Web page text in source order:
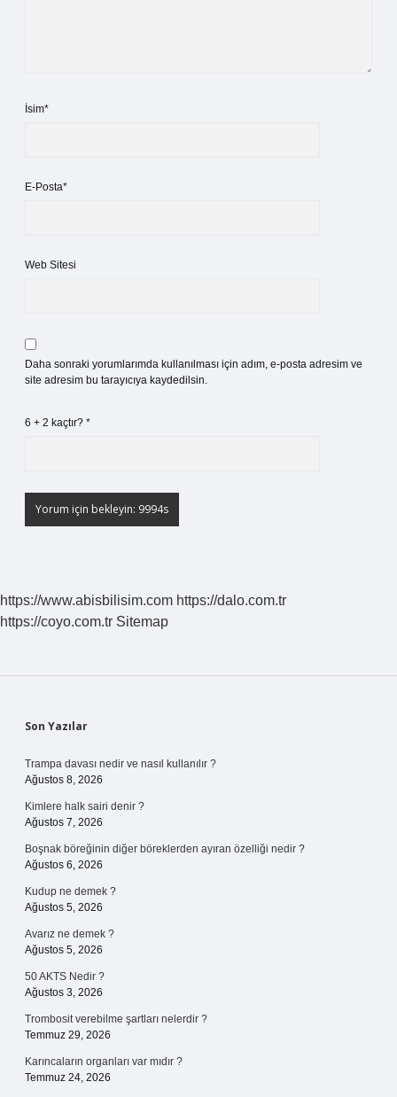
İsim*
E-Posta*
Web Sitesi
Daha sonraki yorumlarımda kullanılması için adım, e-posta adresim ve
site adresim bu tarayıcıya kaydedilsin.
6 + 2 kaçtır? *
https://www.abisbilisim.com https://dalo.com.tr
https://coyo.com.tr Sitemap
Sidebar
Son Yazılar
Trampa davası nedir ve nasıl kullanılır ?
Ağustos 8, 2026
Kimlere halk sairi denir ?
Ağustos 7, 2026
Boşnak böreğinin diğer böreklerden ayıran özelliği nedir ?
Ağustos 6, 2026
Kudup ne demek ?
Ağustos 5, 2026
Avarız ne demek ?
Ağustos 5, 2026
50 AKTS Nedir ?
Ağustos 3, 2026
Trombosit verebilme şartları nelerdir ?
Temmuz 29, 2026
Karıncaların organları var mıdır ?
Temmuz 24, 2026